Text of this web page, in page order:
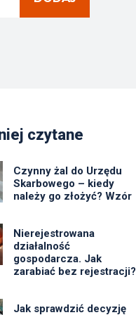
czytane
Czynny żal do Urzędu
Skarbowego – kiedy
należy go złożyć? Wzór
Nierejestrowana
działalność
gospodarcza. Jak
zarabiać bez rejestracji?
Jak sprawdzić decyzję